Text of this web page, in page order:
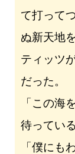
て打って
ぬ新天地
ティッツ
だった。
「この海
待ってい
「僕にも